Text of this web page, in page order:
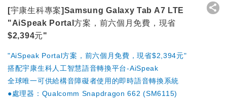
[宇康生科專案]Samsung Galaxy Tab A7 LTE
"AiSpeak Portal方案，前六個月免費，現省
$2,394元"
"AiSpeak Portal方案，前六個月免費，現省$2,394元"
搭配宇康生科人工智慧語音轉換平台-AiSpeak
全球唯一可供給構音障礙者使用的即時語音轉換系統
●處理器：Qualcomm Snapdragon 662 (SM6115)